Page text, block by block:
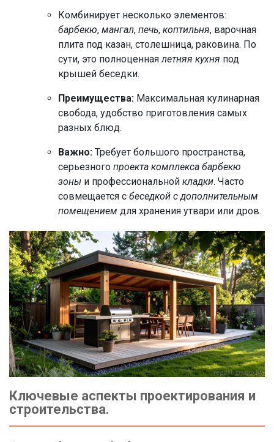
Комбинирует несколько элементов:
барбекю, мангал, печь, коптильня, варочная
плита под казан, столешница, раковина. По
сути, это полноценнаялетняя кухня под
крышей беседки.
Преимущества: Максимальная кулинарная
свобода, удобство приготовления самых
разных блюд.
Важно: Требует большого пространства,
серьезного проекта комплекса барбекю
зоны и профессиональной кладки. Часто
совмещается с беседкой с дополнительным
помещением для хранения утвари или дров.
Ключевые аспекты проектирования и
строительства.